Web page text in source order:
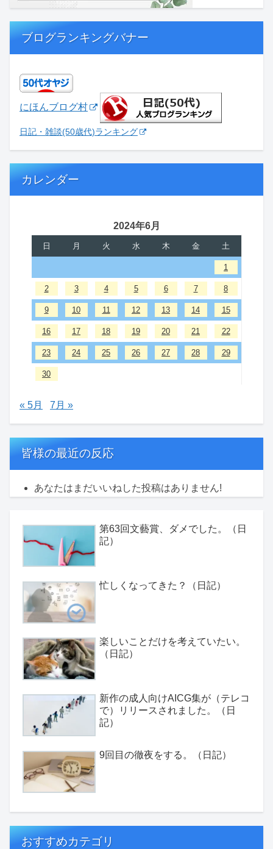
ブログランキングバナー
にほんブログ村
日記・雑談(50歳代)ランキング
カレンダー
2024年6月
日 月 火 水 木 金 土
1
2 3 4 5 6 7 8
9 10 11 12 13 14 15
16 17 18 19 20 21 22
23 24 25 26 27 28 29
30
« 5月 7月 »
皆様の最近の反応
あなたはまだいいねした投稿はありません!
第63回文藝賞、ダメでした。（日
記）
忙しくなってきた？（日記）
楽しいことだけを考えていたい。
（日記）
新作の成人向けAICG集が（テレコ
で）リリースされました。（日
記）
9回目の徹夜をする。（日記）
おすすめカテゴリ